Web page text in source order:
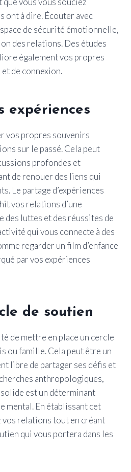
ont à dire. Écouter avec
de sécurité émotionnelle,
des relations. Des études
également vos propres
de connexion.
expériences
vos propres souvenirs
sur le passé. Cela peut
profondes et
de renouer des liens qui
Le partage d’expériences
vos relations d’une
des luttes et des réussites de
qui vous connecte à des
regarder un film d’enfance
par vos expériences
de soutien
de mettre en place un cercle
ou famille. Cela peut être un
libre de partager ses défis et
anthropologiques,
est un déterminant
mental. En établissant cet
vos relations tout en créant
qui vous portera dans les